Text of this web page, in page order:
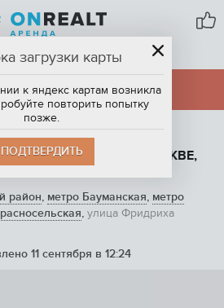
МОСКВА
ПРОДАЖА
30 М2, В АРЕНДУ В МОСКВЕ,
3-5С4
район, метро Бауманская, метро
, улица Фридриха
11 сентября в 12:24
загрузки карты
к яндекс картам возникла
повторить попытку
позже.
ПОДТВЕРДИТЬ